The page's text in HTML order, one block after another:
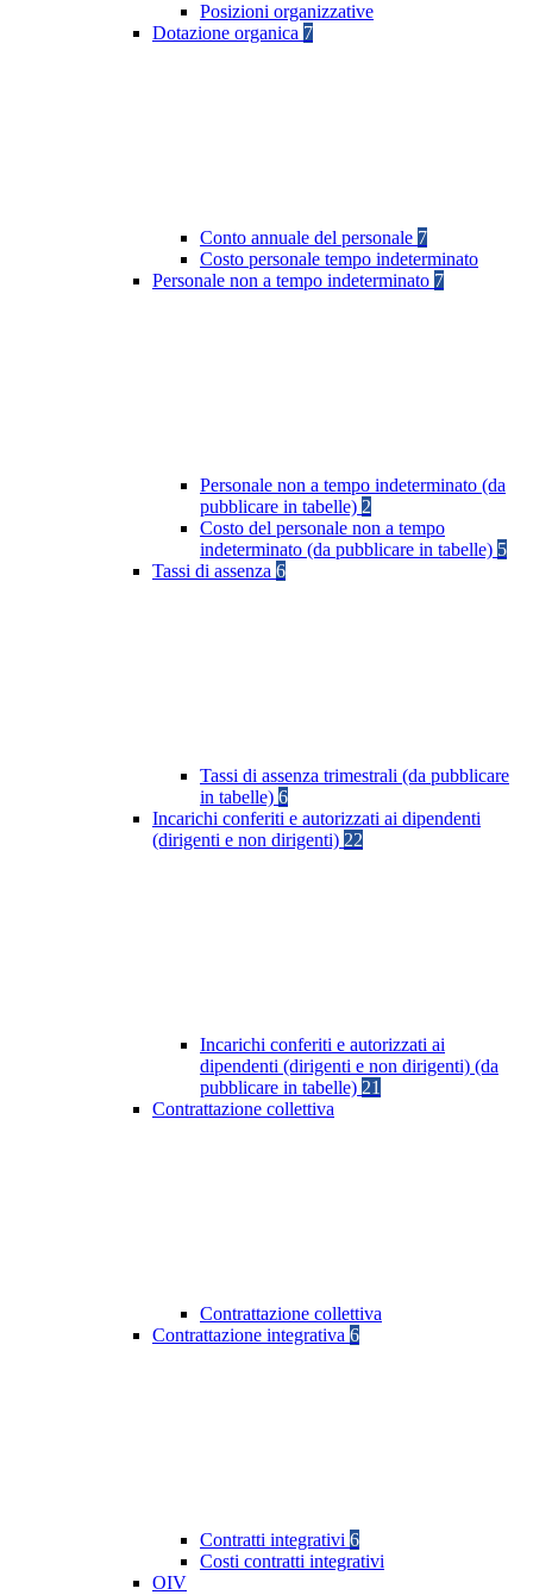
Posizioni organizzative
Dotazione organica 7
Conto annuale del personale 7
Costo personale tempo indeterminato
Personale non a tempo indeterminato 7
Personale non a tempo indeterminato (da
pubblicare in tabelle) 2
Costo del personale non a tempo
indeterminato (da pubblicare in tabelle) 5
Tassi di assenza 6
Tassi di assenza trimestrali (da pubblicare
in tabelle) 6
Incarichi conferiti e autorizzati ai dipendenti
(dirigenti e non dirigenti) 22
Incarichi conferiti e autorizzati ai
dipendenti (dirigenti e non dirigenti) (da
pubblicare in tabelle) 21
Contrattazione collettiva
Contrattazione collettiva
Contrattazione integrativa 6
Contratti integrativi 6
Costi contratti integrativi
OIV